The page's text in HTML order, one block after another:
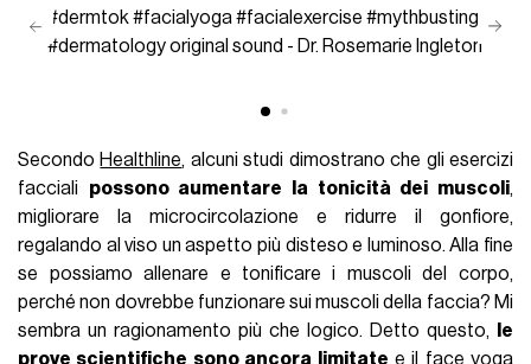
#dermtok#facialyoga#facialexercise #mythbusting
#dermatologyoriginal sound - Dr. Rosemarie Ingleton
Secondo Healthline, alcuni studi dimostrano che gli esercizi
facciali possono aumentare la tonicità dei muscoli,
migliorare la microcircolazione e ridurre il gonfiore,
regalando al viso un aspetto più disteso e luminoso. Alla fine
se possiamo allenare e tonificare i muscoli del corpo,
perché non dovrebbe funzionare sui muscoli della faccia? Mi
sembra un ragionamento più che logico. Detto questo,
le
prove scientifiche sono ancora limitate e il face yoga